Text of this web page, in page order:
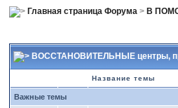
Главная страница Форума > В
ВОССТАНОВИТЕЛЬНЫЕ центры,
Название темы
Важные темы